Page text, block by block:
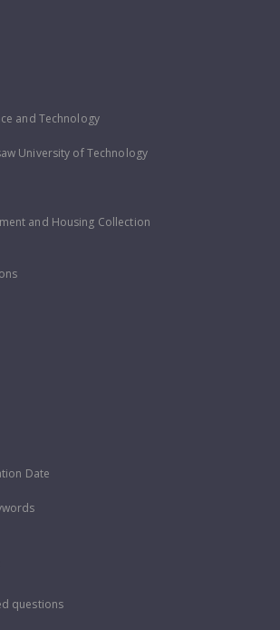
and Technology
University of Technology
and Housing Collection
Date
questions